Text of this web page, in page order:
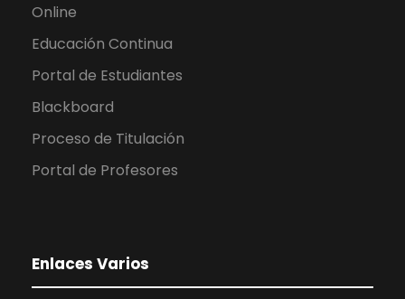
Online
Educación Continua
Portal de Estudiantes
Blackboard
Proceso de Titulación
Portal de Profesores
Enlaces Varios